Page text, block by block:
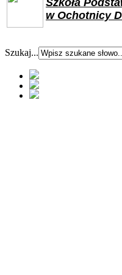
Szkoła
w Ochotnicy
Szukaj...